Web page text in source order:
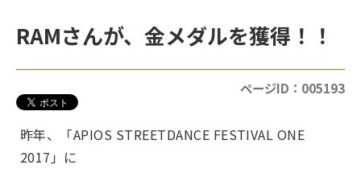
RAMさんが、金メダルを獲得！！
ページID：005193
昨年、「APIOS STREETDANCE FESTIVAL ONE
2017」に